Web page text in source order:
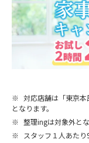
※ 対応店舗は「東京本
となります。
※ 整理ingは対象外とな
※
スタッフ１人あたり